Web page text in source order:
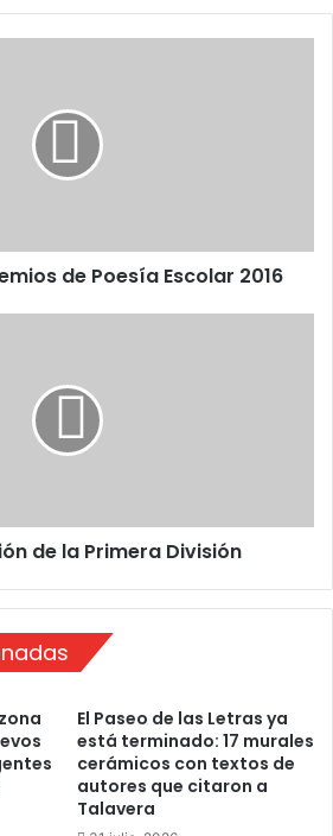
we
b
bo
ok
ra
m
de Poesía Escolar 2016
de la Primera División
El Paseo de las Letras ya
está terminado: 17 murales
cerámicos con textos de
autores que citaron a
Talavera